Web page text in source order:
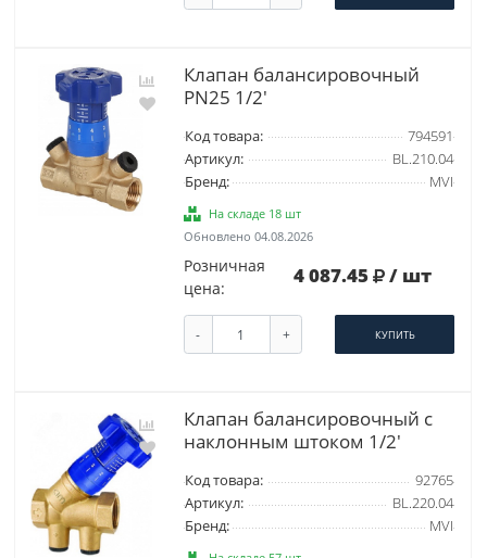
Клапан балансировочный
PN25 1/2'
Код товара:
794591
Артикул:
BL.210.04
Бренд:
MVI
На складе 18 шт
Обновлено 04.08.2026
Розничная
цена:
4 087.45 / шт
- + КУПИТЬ
Клапан балансировочный с
наклонным штоком 1/2'
Код товара:
92765
Артикул:
BL.220.04
Бренд:
MVI